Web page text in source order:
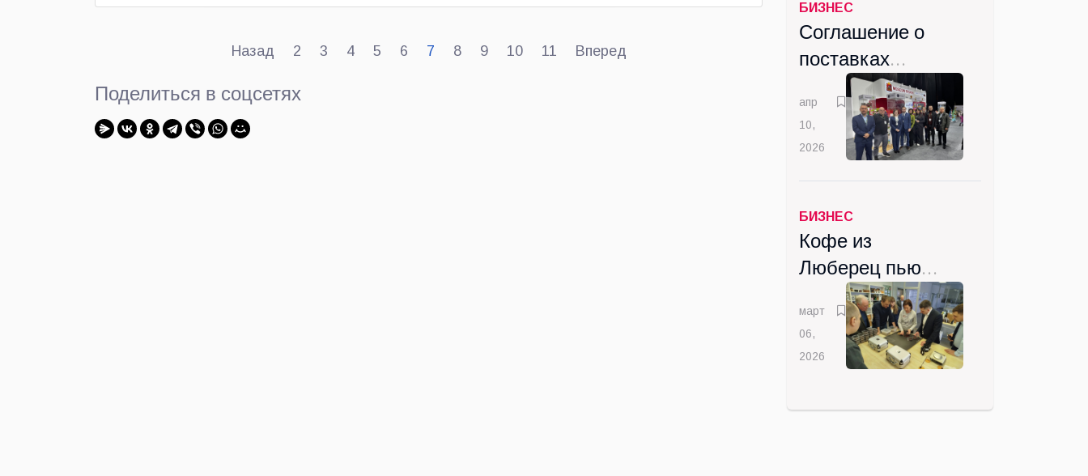
Назад 2 3 4 5 6 7 8 9 10 11 Вперед
Поделиться в соцсетях
БИЗНЕС
Соглашение о
поставках
ветпрепаратов
в Монголию
подписала
Госкомпания
Люберец
апр
10,
2026
БИЗНЕС
Кофе из
Люберец пьют
Калининграда
до Камчатки
март
06,
2026